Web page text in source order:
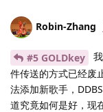
Robin-Zhang
#5 GOLDkey
件传送的方式已经废
法添加新歌手，
道究竟如何是好，现